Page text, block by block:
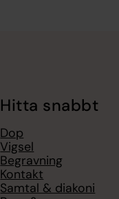
Hitta snabbt
Dop
Vigsel
Begravning
Kontakt
Samtal & diakoni